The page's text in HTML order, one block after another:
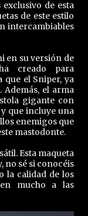
de esta
de este estilo
intercambiables
en su versión de
creado para
el Sniper, ya
Además, el arma
gigante con
que incluye una
enemigos que
mastodonte.
Esta maqueta
no sé si conocéis
la calidad de los
mucho a las